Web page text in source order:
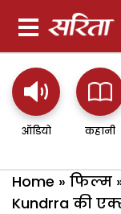
ऑडियो कहानी
Home » फिल्म
Kundrra की